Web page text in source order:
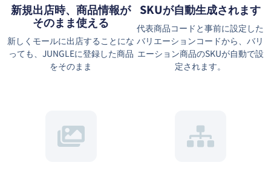
新規出店時、商品情報が
そのまま使える
新しくモールに出店することにな
っても、JUNGLEに登録した商品
をそのまま
SKUが自動生成されます
代表商品コードと事前に設定した
バリエーションコードから、バリ
エーション商品のSKUが自動で設
定されます。